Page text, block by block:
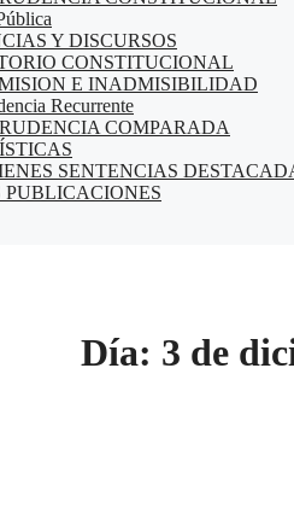
Y DISCURSOS
CONSTITUCIONAL
E INADMISIBILIDAD
Recurrente
COMPARADA
SENTENCIAS
PUBLICACIONES
Día: 3 de